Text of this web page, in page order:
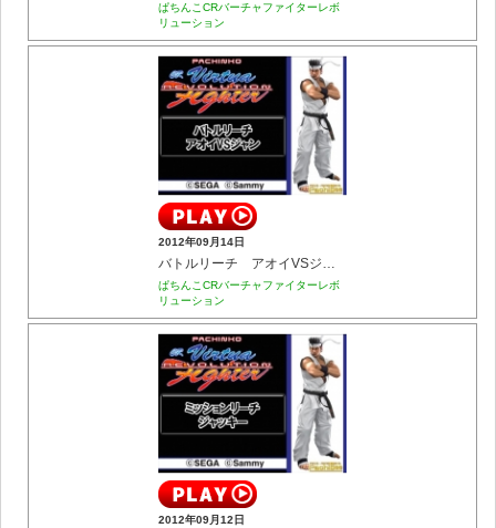
ぱちんこCRバーチャファイターレボ
リューション
2012年09月14日
バトルリーチ アオイVSジャン
ぱちんこCRバーチャファイターレボ
リューション
2012年09月12日